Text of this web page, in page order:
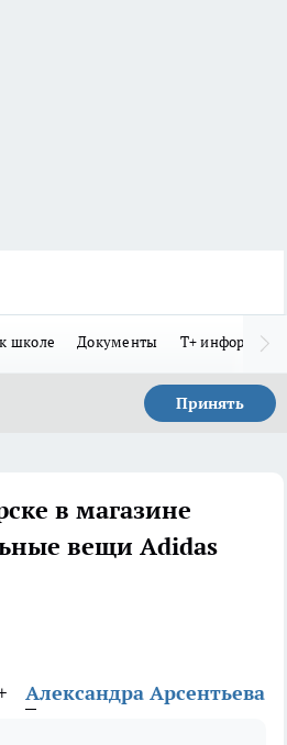
школе Документы Т+
Принять
в магазине
вещи Adidas
Александра Арсентьева